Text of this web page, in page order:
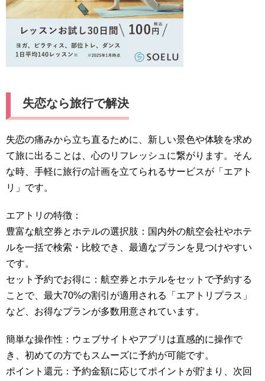
失恋なら旅行で解決
失恋の痛みから立ち直るために、新しい景色や体験を求め
て旅に出ることは、心のリフレッシュに繋がります。そん
な時、手軽に旅行の計画を立てられるサービスが「エアト
リ」です。
エアトリの特徴：
豊富な航空券とホテルの選択肢：国内外の航空会社やホテ
ルを一括で検索・比較でき、最適なプランを見つけやすい
です。
セット予約でお得に：航空券とホテルをセットで予約する
ことで、最大70%の割引が適用される「エアトリプラス」
など、お得なプランが多数用意されています。
簡単な操作性：ウェブサイトやアプリは直感的に操作で
き、初めての方でもスムーズに予約が可能です。
ポイント還元：予約金額に応じてポイントが貯まり、次回